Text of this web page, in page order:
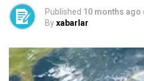
Published 10 months ago
Byxabarlar